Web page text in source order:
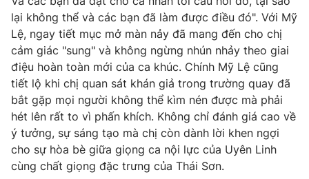
lại không thể và các bạn đã làm được điều đó". Với Mỹ
Lệ, ngay tiết mục mở màn nảy đã mang đến cho chị
cảm giác "sung" và không ngừng nhún nhảy theo giai
điệu hoàn toàn mới của ca khúc. Chính Mỹ Lệ cũng
tiết lộ khi chị quan sát khán giả trong trường quay đã
bắt gặp mọi người không thể kìm nén được mà phải
hét lên rất to vì phấn khích. Không chỉ đánh giá cao về
ý tưởng, sự sáng tạo mà chị còn dành lời khen ngợi
cho sự hòa bè giữa giọng ca nội lực của Uyên Linh
cùng chất giọng đặc trưng của Thái Sơn.